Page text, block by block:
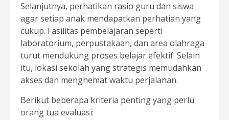
Selanjutnya, perhatikan rasio guru dan siswa
agar setiap anak mendapatkan perhatian yang
cukup. Fasilitas pembelajaran seperti
laboratorium, perpustakaan, dan area olahraga
turut mendukung proses belajar efektif. Selain
itu, lokasi sekolah yang strategis memudahkan
akses dan menghemat waktu perjalanan.
Berikut beberapa kriteria penting yang perlu
orang tua evaluasi: